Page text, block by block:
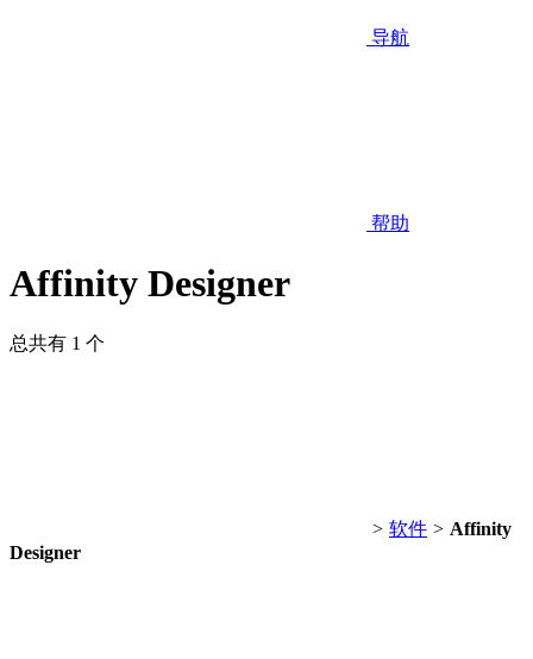
导航
帮助
Affinity Designer
总共有 1 个
> 软件 > Affinity
Designer